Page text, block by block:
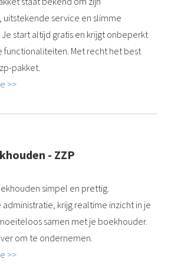
uitstekende service en slimme
start altijd gratis en krijgt onbeperkt
functionaliteiten. Met recht het best
pakket.
>>
- ZZP
simpel en prettig.
krijg realtime inzicht in je
samen met je boekhouder.
om te ondernemen.
>>